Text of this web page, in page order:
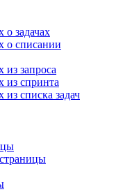
задачах
о списании
из запроса
из спринта
списка задач